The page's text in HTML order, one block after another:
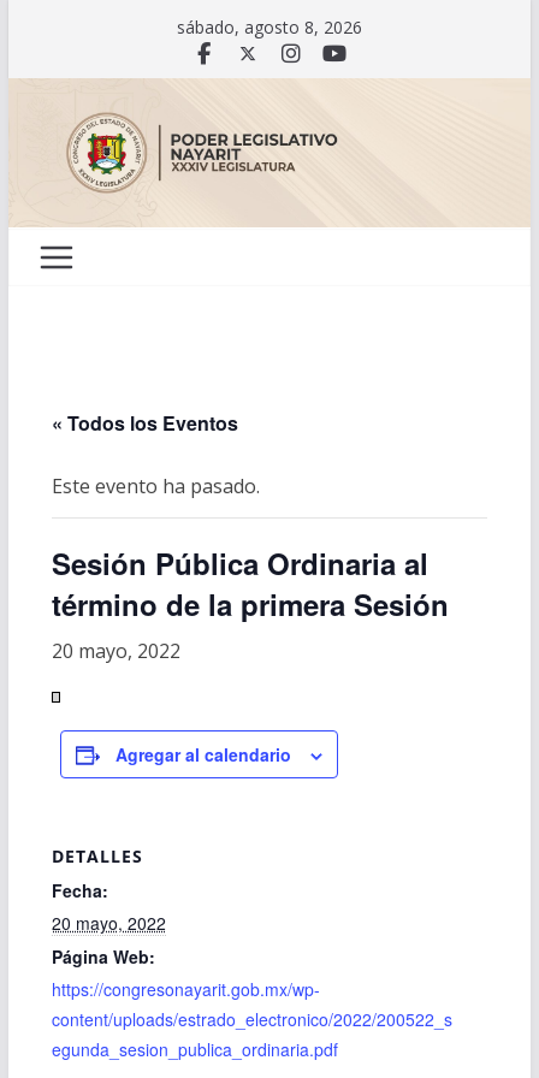
contenido
sábado, agosto 8, 2026
« Todos los Eventos
Este evento ha pasado.
Sesión Pública Ordinaria al
término de la primera Sesión
20 mayo, 2022
Agregar al calendario
DETALLES
Fecha:
20 mayo, 2022
Página Web:
https://congresonayarit.gob.mx/wp-
content/uploads/estrado_electronico/2022/200522_s
egunda_sesion_publica_ordinaria.pdf